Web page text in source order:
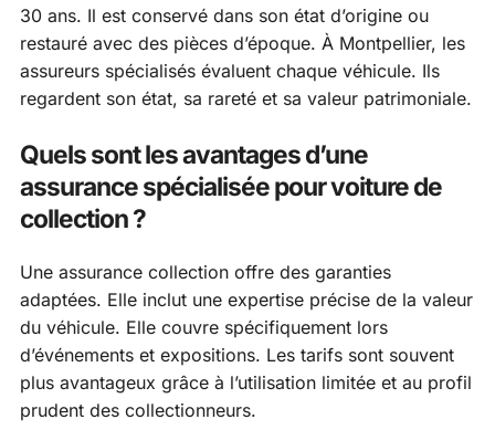
30 ans. Il est conservé dans son état d’origine ou
restauré avec des pièces d’époque. À Montpellier, les
assureurs spécialisés évaluent chaque véhicule. Ils
regardent son état, sa rareté et sa valeur patrimoniale.
Quels sont les avantages d’une
assurance spécialisée pour voiture de
collection ?
Une assurance collection offre des garanties
adaptées. Elle inclut une expertise précise de la valeur
du véhicule. Elle couvre spécifiquement lors
d’événements et expositions. Les tarifs sont souvent
plus avantageux grâce à l’utilisation limitée et au profil
prudent des collectionneurs.